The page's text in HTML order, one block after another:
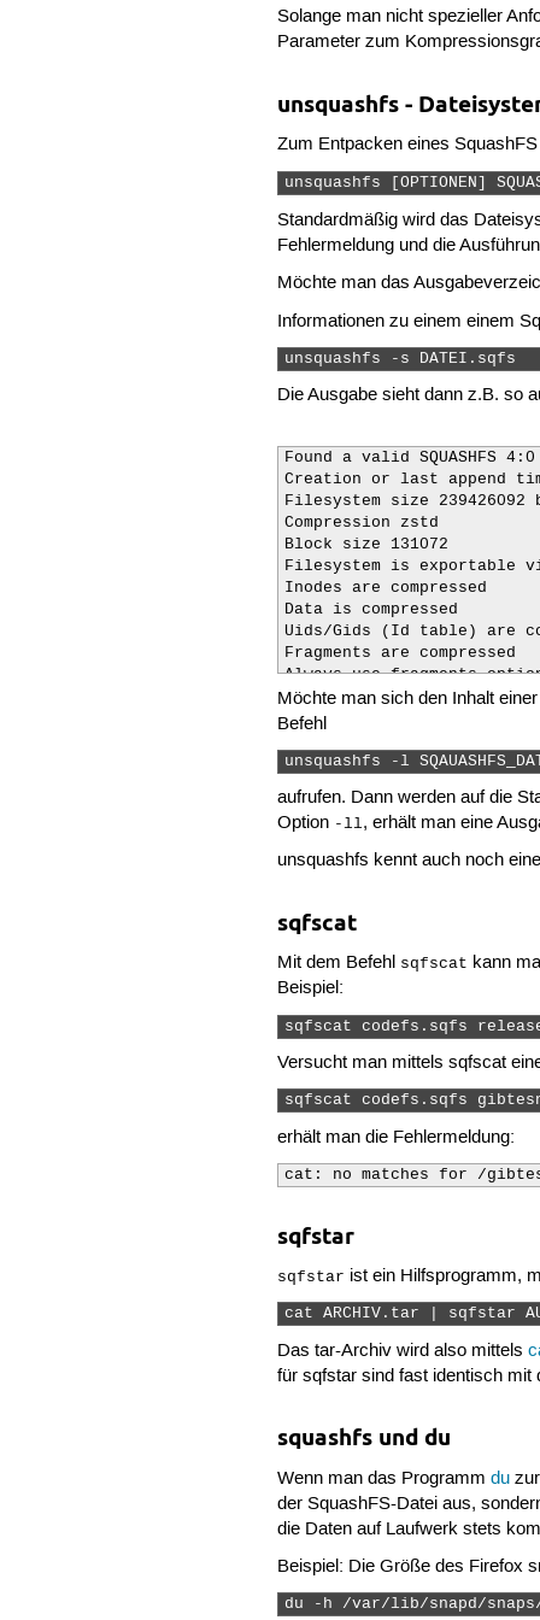
Solange man nicht spezieller
Parameter zum
unsquashfs -
Zum Entpacken eines
unsquashfs [OPTIONEN]
Standardmäßig wird das
Fehlermeldung und die
Möchte man das
Informationen zu einem einem
unsquashfs -s DATEI.sqfs
Die Ausgabe sieht dann z.B. so
Found a valid SQUASHFS
Creation or last append
Filesystem size
Compression zstd
Block size 131072
Filesystem is exportable
Inodes are compressed
Data is compressed
Uids/Gids (Id table) are
Fragments are compressed
Always-use-fragments
Xattrs are compressed
Duplicates are removed
Number of inodes 39148
Number of xattr ids 0
Möchte man sich den Inhalt
Befehl
unsquashfs -l
aufrufen. Dann werden auf die
Option -ll, erhält man eine
unsquashfs kennt auch noch
sqfscat
Mit dem Befehl sqfscat kann
Beispiel:
sqfscat codefs.sqfs
Versucht man mittels sqfscat
sqfscat codefs.sqfs
erhält man die Fehlermeldung:
cat: no matches for /
sqfstar
sqfstar ist ein Hilfsprogramm,
cat ARCHIV.tar | sqfstar
Das tar-Archiv wird also mittels
für sqfstar sind fast identisch
squashfs und du
Wenn man das Programmdu
der SquashFS-Datei aus,
die Daten auf Laufwerk stets
Beispiel: Die Größe des Firefox
du -h /var/lib/snapd/